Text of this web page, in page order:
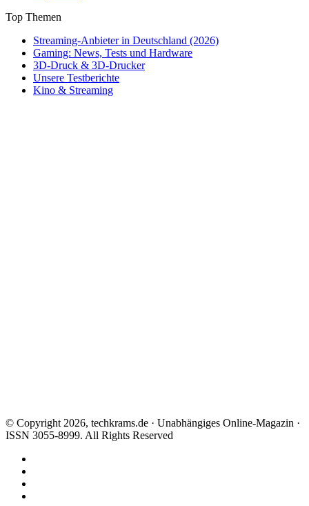
Top Themen
Streaming-Anbieter in Deutschland (2026)
Gaming: News, Tests und Hardware
3D-Druck & 3D-Drucker
Unsere Testberichte
Kino & Streaming
© Copyright 2026, techkrams.de · Unabhängiges Online-Magazin ·
ISSN 3055-8999. All Rights Reserved